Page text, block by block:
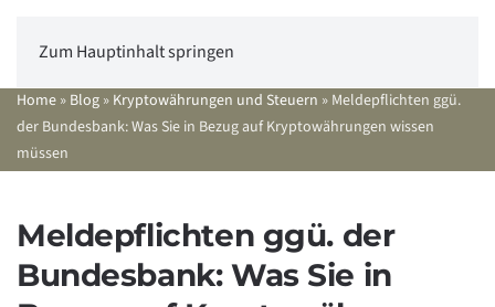
Zum Hauptinhalt springen
Home » Blog » Kryptowährungen und Steuern » Meldepflichten ggü.
der Bundesbank: Was Sie in Bezug auf Kryptowährungen wissen
müssen
Meldepflichten ggü. der
Bundesbank: Was Sie in